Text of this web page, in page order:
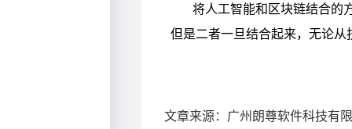
文章来源：广州朗尊软件科技有